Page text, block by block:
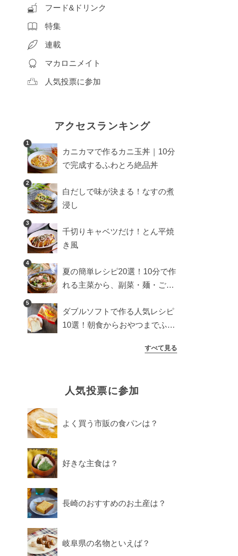
フード&ドリンク
特集
連載
マカロニメイト
人気投票に参加
アクセスランキング
1
カニカマで作るカニ玉丼｜10分
で完成するふわとろ絶品丼
2
白だしで味が決まる！なすの煮
浸し
3
千切りキャベツだけ！とん平焼
き風
4
夏の簡単レシピ20選！10分で作
れる主菜から、副菜・麺・ごは
5
ダブルソフトで作る人気レシピ
10選！朝食からおやつまでふん
すべて見る
人気投票に参加
よく買う市販の食パンは？
好きな主食は？
長崎のおすすめのお土産は？
岐阜県の名物といえば？